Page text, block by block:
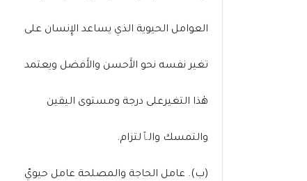
العوامل الحيوية الذي يساعد الإِنسان على
تغير نفسه نحو الأَحسن والأَفضل ويعتمد
هٰذا التغيرعلى درجة ومستوى اليقين
والتمسك والٱلتزام.
(ب). عامل الحاجة والمصلحة عامل حيويّ